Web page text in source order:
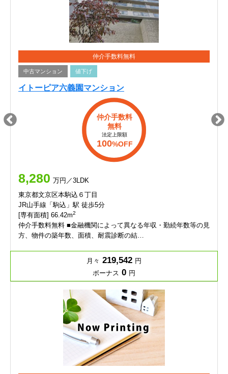
仲介手数料無料
中古マンション 値下げ
イトーピア六義園マンション
仲介手数料
無料
法定上限額
100%OFF
8,280 万円／3LDK
東京都文京区本駒込６丁目
JR山手線「駒込」駅 徒歩5分
[専有面積] 66.42m2
仲介手数料無料 ■金融機関によって異なる年収・勤続年数等の見
方、物件の築年数、面積、耐震診断の結…
月々 219,542 円
ボーナス 0 円